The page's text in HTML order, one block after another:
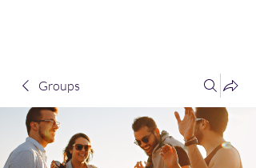
Groups